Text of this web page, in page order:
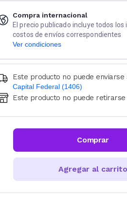
Compra internacional
El precio publicado incluye todos
costos de envíos correspondientes
Ver condiciones
Este producto no puede enviarse
Capital Federal (1406)
Ingresá código postal (sólo números)
CALCULAR
Este producto no puede
Comprar
Agregar al carrito